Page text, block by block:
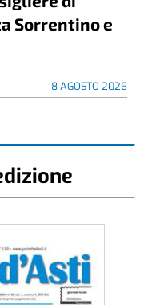
Sorrentino e
8 AGOSTO 2026